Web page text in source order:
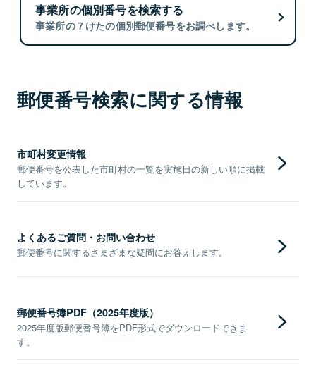
事業所の個別番号を検索する
事業所の７けたの個別郵便番号をお調べします。
郵便番号検索に関する情報
市町村変更情報
郵便番号を公表した市町村の一覧を実施日の新しい順に掲載
しています。
よくあるご質問・お問い合わせ
郵便番号に関するさまざまな疑問にお答えします。
郵便番号簿PDF（2025年度版）
2025年度版郵便番号簿をPDF形式でダウンロードできま
す。